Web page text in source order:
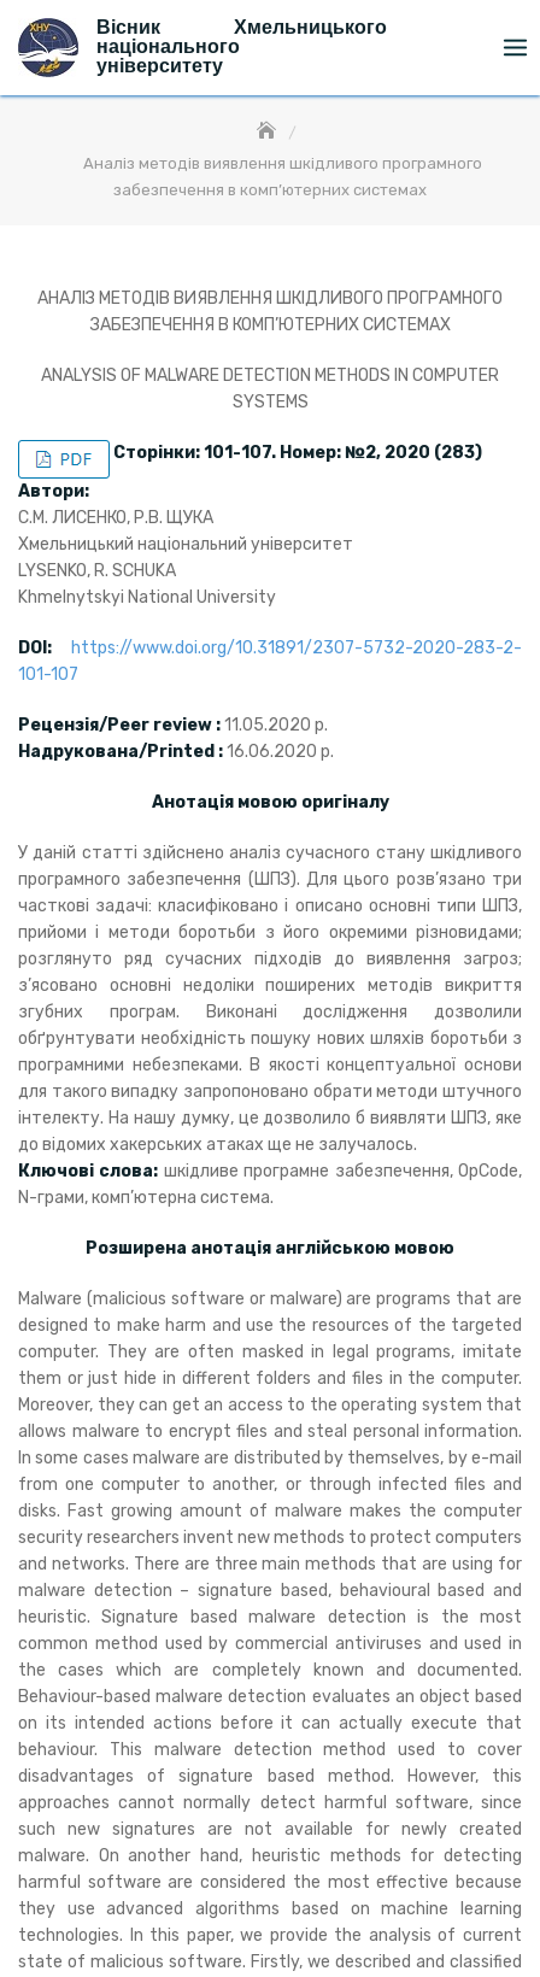
content
Вісник Хмельницького
національного
університету
Аналіз методів виявлення шкідливого програмного
забезпечення в комп’ютерних системах
АНАЛІЗ МЕТОДІВ ВИЯВЛЕННЯ ШКІДЛИВОГО ПРОГРАМНОГО
ЗАБЕЗПЕЧЕННЯ В КОМП’ЮТЕРНИХ СИСТЕМАХ
ANALYSIS OF MALWARE DETECTION METHODS IN COMPUTER
SYSTEMS
Сторінки: 101-107. Номер: №2, 2020 (283)
Автори:
С.М. ЛИСЕНКО, Р.В. ЩУКА
Хмельницький національний університет
LYSENKO, R. SCHUKA
Khmelnytskyi National University
DOI:
https://www.doi.org/10.31891/2307-5732-2020-283-2-
101-107
Рецензія/Peer review :11.05.2020 р.
Надрукована/Printed :16.06.2020 р.
Анотація мовою оригіналу
У даній статті здійснено аналіз сучасного стану шкідливого
програмного забезпечення (ШПЗ). Для цього розв’язано три
часткові задачі: класифіковано і описано основні типи ШПЗ,
прийоми і методи боротьби з його окремими різновидами;
розглянуто ряд сучасних підходів до виявлення загроз;
з’ясовано основні недоліки поширених методів викриття
згубних програм. Виконані дослідження дозволили
обґрунтувати необхідність пошуку нових шляхів боротьби з
програмними небезпеками. В якості концептуальної основи
для такого випадку запропоновано обрати методи штучного
інтелекту. На нашу думку, це дозволило б виявляти ШПЗ, яке
до відомих хакерських атаках ще не залучалось.
Ключові слова: шкідливе програмне забезпечення, OpCode,
N-грами, комп’ютерна система.
Розширена анотація англійською мовою
Malware (malicious software or malware) are programs that are
designed to make harm and use the resources of the targeted
computer. They are often masked in legal programs, imitate
them or just hide in different folders and files in the computer.
Moreover, they can get an access to the operating system that
allows malware to encrypt files and steal personal information.
In some cases malware are distributed by themselves, by e-mail
from one computer to another, or through infected files and
disks. Fast growing amount of malware makes the computer
security researchers invent new methods to protect computers
and networks. There are three main methods that are using for
malware detection – signature based, behavioural based and
heuristic. Signature based malware detection is the most
common method used by commercial antiviruses and used in
the cases which are completely known and documented.
Behaviour-based malware detection evaluates an object based
on its intended actions before it can actually execute that
behaviour. This malware detection method used to cover
disadvantages of signature based method. However, this
approaches cannot normally detect harmful software, since
such new signatures are not available for newly created
malware. On another hand, heuristic methods for detecting
harmful software are considered the most effective because
they use advanced algorithms based on machine learning
technologies. In this paper, we provide the analysis of current
state of malicious software. Firstly, we described and classified